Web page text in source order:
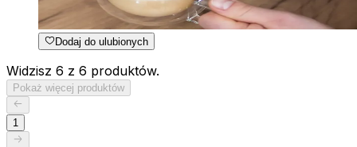
Dodaj do ulubionych
Widzisz 6 z 6 produktów.
Pokaż więcej produktów
1